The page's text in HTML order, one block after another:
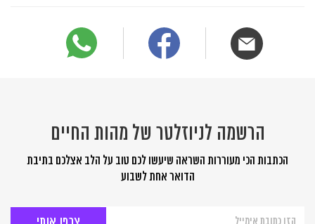
הרשמה לניוזלטר של מהות החיים
הכתבות הכי מעוררות השראה שיעשו לכם טוב על הלב אצלכם בתיבת
הדואר אחת לשבוע